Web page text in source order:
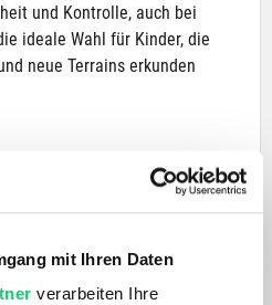
mit Ihren Daten
verarbeiten Ihre
und Kontrolle, auch bei
ideale Wahl für Kinder, die
neue Terrains erkunden